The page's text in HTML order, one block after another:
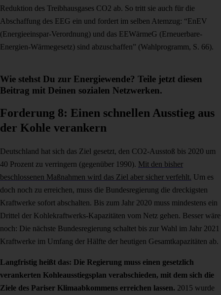
Reduktion des Treibhausgases CO2 ab. So tritt sie auch für die
Abschaffung des EEG ein und fordert im selben Atemzug: “EnEV
(Energieeinspar-Verordnung) und das EEWärmeG (Erneuerbare-
Energien-Wärmegesetz) sind abzuschaffen” (Wahlprogramm, S. 66).
Wie stehst Du zur Energiewende? Teile jetzt diesen
Beitrag mit Deinen sozialen Netzwerken.
Forderung 8: Einen schnellen Ausstieg aus
der Kohle verankern
Deutschland hat sich das Ziel gesetzt, den CO2-Ausstoß bis 2020 um
40 Prozent zu verringern (gegenüber 1990). Mit den bisher
beschlossenen Maßnahmen wird das Ziel aber sicher verfehlt. Um es
doch noch zu erreichen, muss die Bundesregierung die dreckigsten
Kraftwerke sofort abschalten. Bis zum Jahr 2020 muss mindestens ein
Drittel der Kohlekraftwerks-Kapazitäten vom Netz gehen. Besser wäre
noch: Die nächste Bundesregierung schaltet bis zur Wahl im Jahr 2021
Kraftwerke im Umfang der Hälfte der heutigen Gesamtkapazitäten ab.
Langfristig heißt das: Die Regierung muss einen gesetzlich
verankerten Kohleausstiegsplan verabschieden, mit dem sich die
Ziele des Pariser Klimaabkommens erreichen lassen. 2015 wurde